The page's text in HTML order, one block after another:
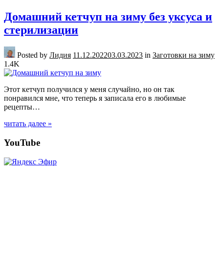
Домашний кетчуп на зиму без уксуса и
стерилизации
Posted by Лидия 11.12.202203.03.2023 in Заготовки на зиму
1.4K
Этот кетчуп получился у меня случайно, но он так
понравился мне, что теперь я записала его в любимые
рецепты…
читать далее »
Posts
YouTube